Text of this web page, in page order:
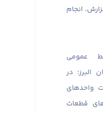
انجام
عمومی
البرز؛ در
واحدهای
قطعات